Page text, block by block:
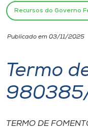
A
Unoesc
Recursos do Governo
Publicado em 03/11/2025
Termo
TERMO DE